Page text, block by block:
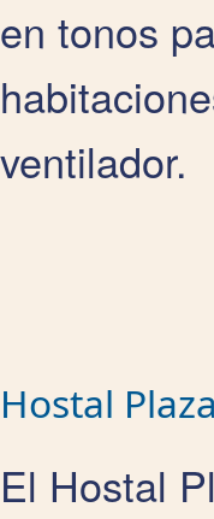
en tonos
ventilador.
Hostal
El Hostal